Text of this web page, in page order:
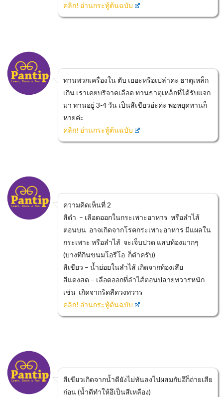
คลิก! อ่านกระทู้ต้นฉบับ
ทานพวกเครื่องใน ตับ เยอะหรือเปล่าคะ ธาตุเหล็ก
เกิน เราเคยบริจาคเลือด ทานธาตุเหล็กที่ได้รับแจก
มา ทานอยู่ 3-4 วัน เป็นสีเขียวอ่ะค่ะ พอหยุดทานก็
หายค่ะ
คลิก! อ่านกระทู้ต้นฉบับ
ความคิดเห็นที่ 2
สีดำ – เลือดออกในกระเพาะอาหาร หรือลำไส้
ตอนบน อาจเกิดจากโรคกระเพาะอาหาร มีแผลใน
กระเพาะ หรือลำไส้ จะเจ็บปวด แสบท้องมากๆ
(บางทีกินขนมโอรีโอ ก็ดำครับ)
สีเขียว – น้ำย่อยในลำไส้ เกิดจากท้องเสีย
สีแดงสด – เลือดออกที่ลำไส้ตอนปลายทวารหนัก
เช่น เกิดจากริดสีดวงทวาร
คลิก! อ่านกระทู้ต้นฉบับ
สีเขียวเกิดจากน้ำดียังไม่ทันลงไปผสมกับอึก็ถ่ายเสีย
ก่อน (น้ำดีทำให้อึเป็นสีเหลือง)